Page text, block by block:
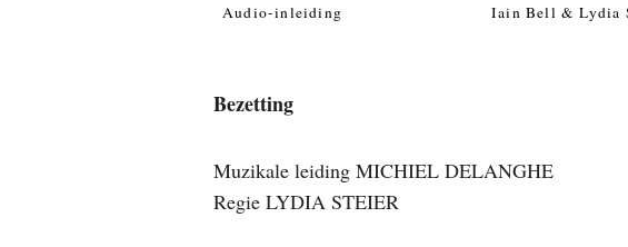
Audio-inleiding Iain Bell & Lydia
Bezetting
Muzikale leiding MICHIEL DELANGHE
Regie LYDIA STEIER